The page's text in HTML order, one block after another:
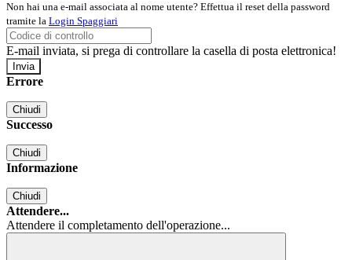
Non hai una e-mail associata al nome utente? Effettua il reset della password
tramite la Login Spaggiari
E-mail inviata, si prega di controllare la casella di posta elettronica!
Errore
Chiudi
Successo
Chiudi
Informazione
Chiudi
Attendere...
Attendere il completamento dell'operazione...